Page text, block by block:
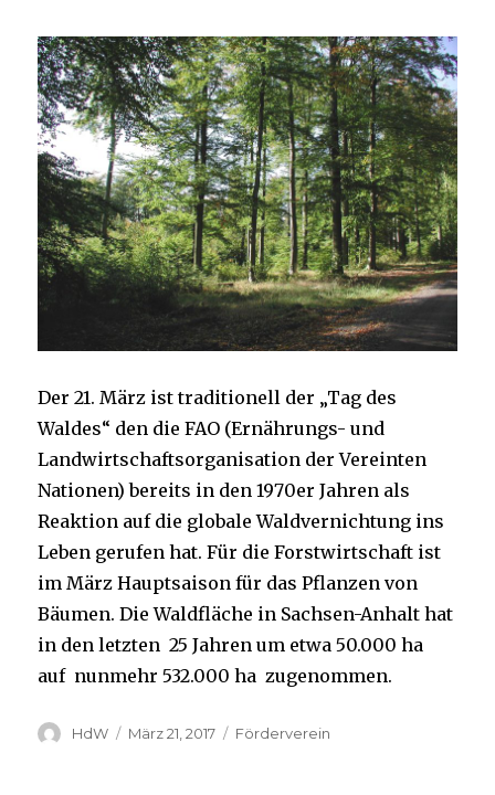
Der 21. März ist traditionell der „Tag des
Waldes“ den die FAO (Ernährungs- und
Landwirtschaftsorganisation der Vereinten
Nationen) bereits in den 1970er Jahren als
Reaktion auf die globale Waldvernichtung ins
Leben gerufen hat. Für die Forstwirtschaft ist
im März Hauptsaison für das Pflanzen von
Bäumen. Die Waldfläche in Sachsen-Anhalt hat
in den letzten 25 Jahren um etwa 50.000 ha
auf nunmehr 532.000 ha zugenommen.
Autor
HdW
Veröffentlicht
März 21, 2017 Kategorien
Förderverein